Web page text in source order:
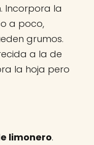
Incorpora la
a poco,
grumos.
a la de
la hoja pero
limonero.